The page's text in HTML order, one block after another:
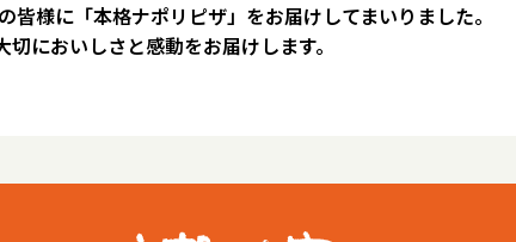
様に「本格ナポリピザ」をお届けしてまいりました。
においしさと感動をお届けします。